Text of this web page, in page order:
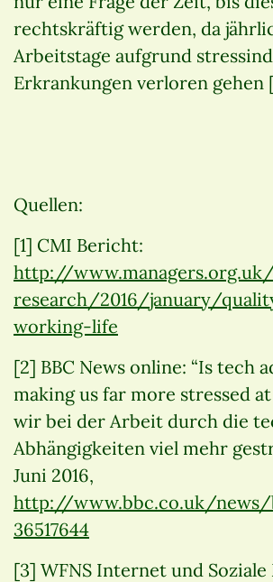
rechtskräftig werden, da
Arbeitstage aufgrund
Erkrankungen verloren gehen
Quellen:
[1] CMI Bericht:
http://
research/2016/january/
working-life
[2] BBC News online: “Is tech
making us far more stressed at
wir bei der Arbeit durch die
Abhängigkeiten viel mehr
Juni 2016,
http://www.bbc.co.uk/news/
36517644
[3] WFNS Internet und Soziale